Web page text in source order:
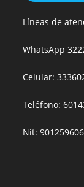
Líneas de
WhatsApp
Celular:
Teléfono:
Nit: 901259606